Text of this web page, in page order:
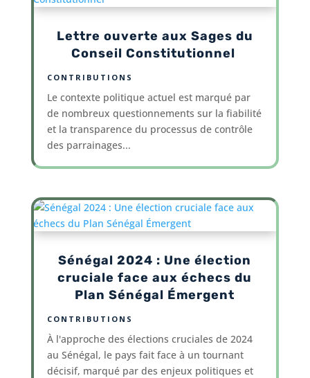
Lettre ouverte aux Sages du
Conseil Constitutionnel
CONTRIBUTIONS
Le contexte politique actuel est marqué par
de nombreux questionnements sur la fiabilité
et la transparence du processus de contrôle
des parrainages...
Sénégal 2024 : Une élection
cruciale face aux échecs du
Plan Sénégal Émergent
CONTRIBUTIONS
À l'approche des élections cruciales de 2024
au Sénégal, le pays fait face à un tournant
décisif, marqué par des enjeux politiques et